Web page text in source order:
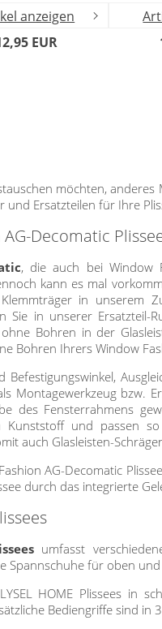
anzeigen
EUR
möchten,
Ersatzteilen für Ihre
Decomatic
, die auch bei Window
kann es mal
in unserem
Sie in unserer Ersatzteil-
Bohren in der
Bohren Ihrers Window
Montagewerkzeug bzw.
des Fensterrahmens
Kunststoff und passen
auch Glasleisten-
AG-Decomatic
durch das integrierte
umfasst
Spannschuhe für oben
HOME Plissees in
Bediengriffe sind in